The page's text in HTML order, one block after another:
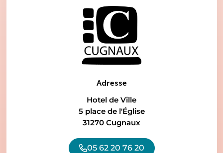
Adresse
Hotel de Ville
5 place de l'Église
31270 Cugnaux
05 62 20 76 20